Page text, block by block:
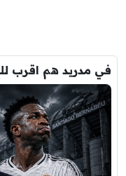
في مدريد هم اقرب